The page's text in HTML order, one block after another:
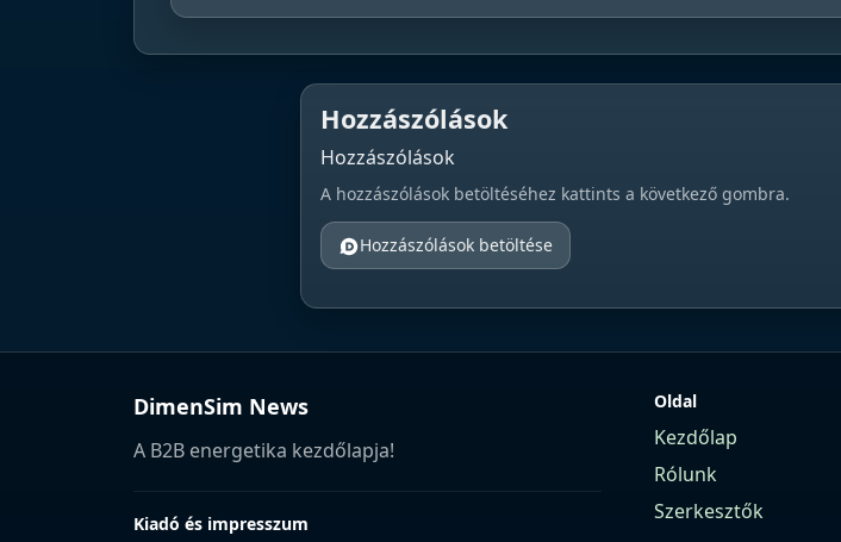
Hozzászólások
Hozzászólások
A hozzászólások betöltéséhez kattints a következő gombra.
Hozzászólások betöltése
DimenSim News
A B2B energetika kezdőlapja!
Kiadó és impresszum
Oldal
Kezdőlap
Rólunk
Szerkesztők